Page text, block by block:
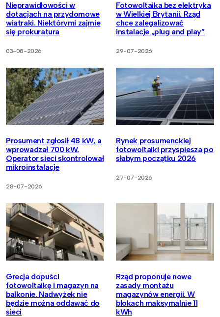
Nieprawidłowości w
dotacjach na przydomowe
wiatraki. Niektórymi zajmie
się prokuratura
03-08-2026
Fotowoltaika bez elektryka
w Wielkiej Brytanii. Rząd
chce zalegalizować
instalacje „plug and play”
29-07-2026
Prosument zgłosił 48 kW, a
wprowadzał 700 kW.
Operator sieci skontrolował
mikroinstalacje
28-07-2026
Rynek prosumenckiej
fotowoltaiki przyspiesza po
słabym początku 2026
27-07-2026
Grecja dopuści
fotowoltaikę i magazyn na
balkonie. Nadwyżek nie
będzie można oddawać do
sieci
Rząd proponuje nowe
zasady montażu
magazynów energii. W
blokach maksymalnie 11
kWh